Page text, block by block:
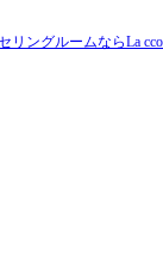
リングルームならLa